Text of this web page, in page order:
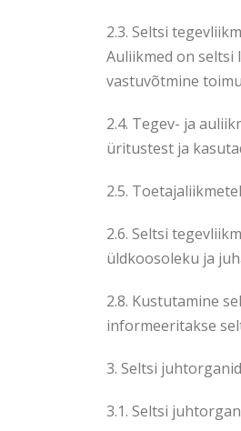
2.3. Seltsi
Auliikmed on seltsi
vastuvõtmine
2.4. Tegev- ja
üritustest ja
2.5.
2.6. Seltsi
üldkoosoleku ja
2.8. Kustutamine
informeeritakse
3. Seltsi juhtorganid
3.1. Seltsi